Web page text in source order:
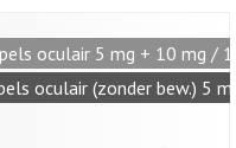
oculair 5 mg + 10 mg /
oculair (zonder bew.) 5